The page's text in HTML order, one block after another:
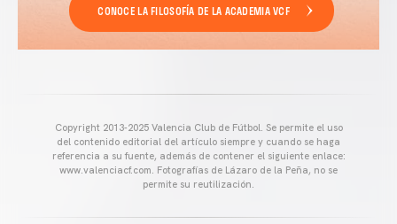
CONOCE LA FILOSOFÍA DE LA ACADEMIA VCF
Copyright 2013-2025 Valencia Club de Fútbol. Se permite el uso
del contenido editorial del artículo siempre y cuando se haga
referencia a su fuente, además de contener el siguiente enlace:
www.valenciacf.com. Fotografías de Lázaro de la Peña, no se
permite su reutilización.